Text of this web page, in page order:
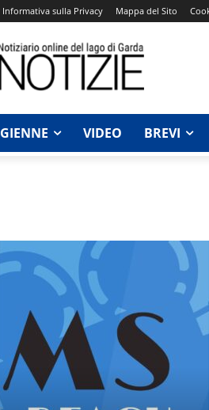
Informativa sulla Privacy Mappa del Sito
GIENNE VIDEO BREVI